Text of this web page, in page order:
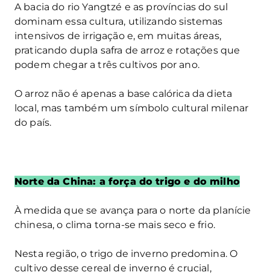
A bacia do rio Yangtzé e as províncias do sul
dominam essa cultura, utilizando sistemas
intensivos de irrigação e, em muitas áreas,
praticando dupla safra de arroz e rotações que
podem chegar a três cultivos por ano.
O arroz não é apenas a base calórica da dieta
local, mas também um símbolo cultural milenar
do país.
Norte da China: a força do trigo e do milho
À medida que se avança para o norte da planície
chinesa, o clima torna-se mais seco e frio.
Nesta região, o trigo de inverno predomina. O
cultivo desse cereal de inverno é crucial,